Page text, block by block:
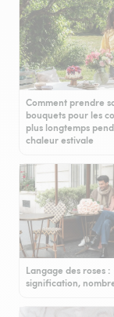
Comment prendre
bouquets pour les
plus longtemps
chaleur estivale
Langage des roses :
signification,